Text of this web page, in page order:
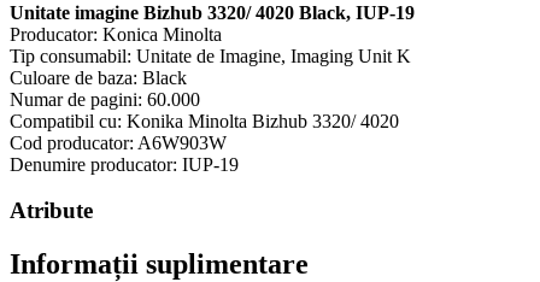
Unitate imagine Bizhub 3320/ 4020 Black, IUP-19
Producator: Konica Minolta
Tip consumabil: Unitate de Imagine, Imaging Unit K
Culoare de baza: Black
Numar de pagini: 60.000
Compatibil cu: Konika Minolta Bizhub 3320/ 4020
Cod producator: A6W903W
Denumire producator: IUP-19
Atribute
Informații suplimentare